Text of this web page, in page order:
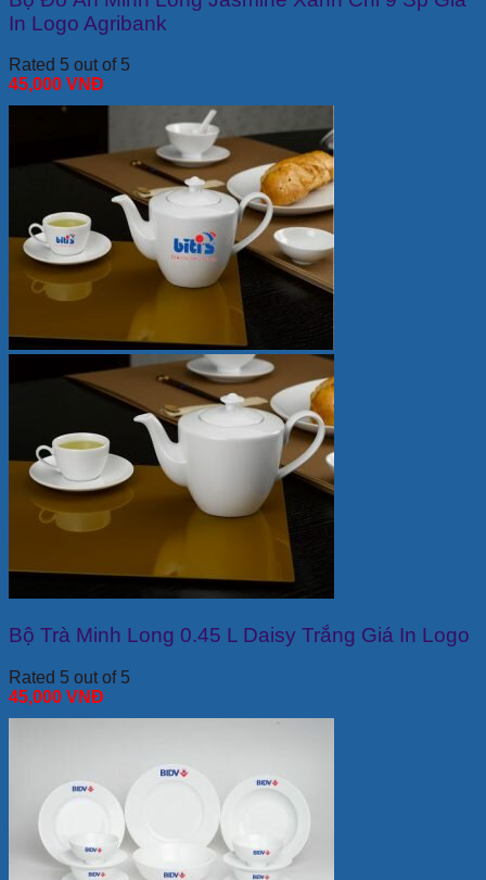
In Logo Agribank
Rated 5 out of 5
45,000 VNĐ
Bộ Trà Minh Long 0.45 L Daisy Trắng Giá In Logo
Rated 5 out of 5
45,000 VNĐ